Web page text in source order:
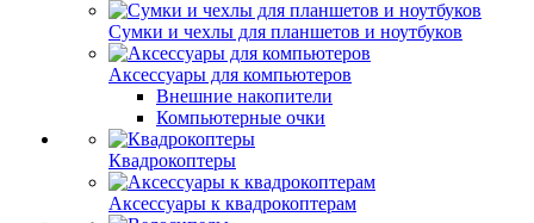
Сумки и чехлы для планшетов и ноутбуков
Аксессуары для компьютеров
Внешние накопители
Компьютерные очки
Квадрокоптеры
Аксессуары к квадрокоптерам